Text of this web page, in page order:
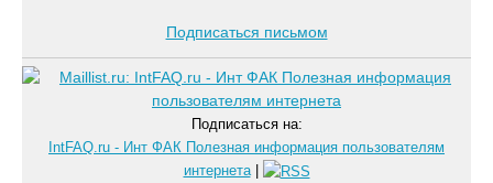
Подписаться письмом
Подписаться на:
IntFAQ.ru - Инт ФАК Полезная информация пользователям
интернета|